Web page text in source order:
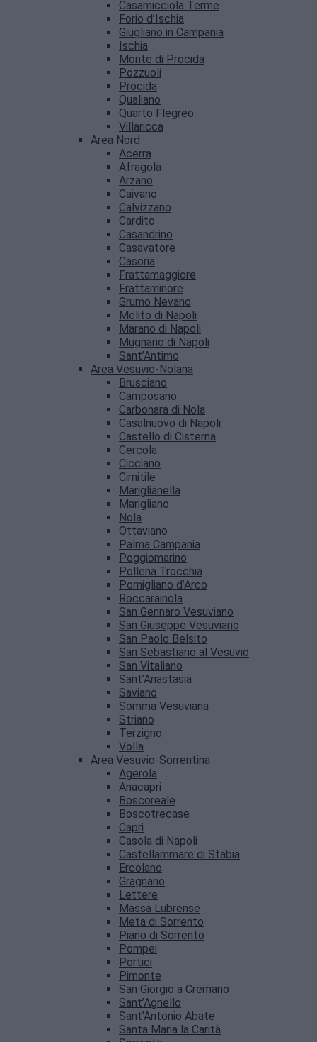
Casamicciola Terme
Forio d’Ischia
Giugliano in Campania
Ischia
Monte di Procida
Pozzuoli
Procida
Qualiano
Quarto Flegreo
Villaricca
Area Nord
Acerra
Afragola
Arzano
Caivano
Calvizzano
Cardito
Casandrino
Casavatore
Casoria
Frattamaggiore
Frattaminore
Grumo Nevano
Melito di Napoli
Marano di Napoli
Mugnano di Napoli
Sant’Antimo
Area Vesuvio-Nolana
Brusciano
Camposano
Carbonara di Nola
Casalnuovo di Napoli
Castello di Cisterna
Cercola
Cicciano
Cimitile
Mariglianella
Marigliano
Nola
Ottaviano
Palma Campania
Poggiomarino
Pollena Trocchia
Pomigliano d’Arco
Roccarainola
San Gennaro Vesuviano
San Giuseppe Vesuviano
San Paolo Belsito
San Sebastiano al Vesuvio
San Vitaliano
Sant’Anastasia
Saviano
Somma Vesuviana
Striano
Terzigno
Volla
Area Vesuvio-Sorrentina
Agerola
Anacapri
Boscoreale
Boscotrecase
Capri
Casola di Napoli
Castellammare di Stabia
Ercolano
Gragnano
Lettere
Massa Lubrense
Meta di Sorrento
Piano di Sorrento
Pompei
Portici
Pimonte
San Giorgio a Cremano
Sant’Agnello
Sant’Antonio Abate
Santa Maria la Carità